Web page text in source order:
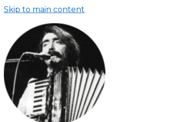
Skip to main content